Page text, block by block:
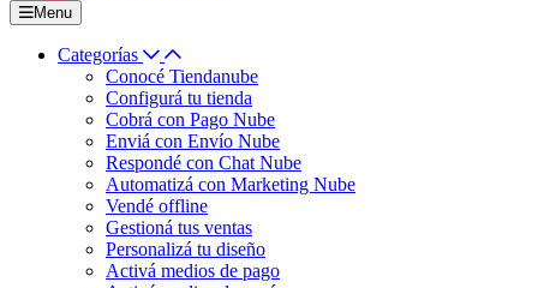
Menu
Categorías
Conocé Tiendanube
Configurá tu tienda
Cobrá con Pago Nube
Enviá con Envío Nube
Respondé con Chat Nube
Automatizá con Marketing Nube
Vendé offline
Gestioná tus ventas
Personalizá tu diseño
Activá medios de pago